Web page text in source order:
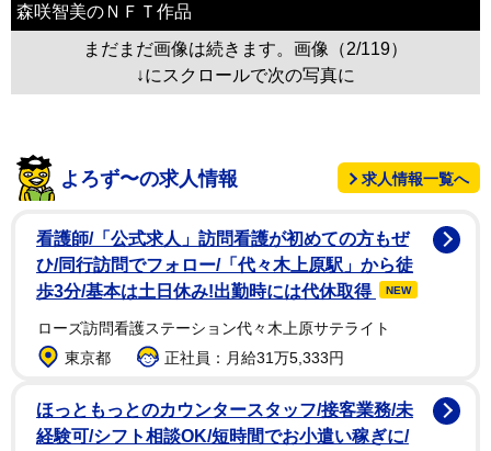
森咲智美のＮＦＴ作品
まだまだ画像は続きます。画像（2/119）
↓にスクロールで次の写真に
よろず〜の求人情報 求人情報一覧へ
看護師/「公式求人」訪問看護が初めての方もぜ
ひ/同行訪問でフォロー/「代々木上原駅」から徒
歩3分/基本は土日休み!出勤時には代休取得
NEW
ローズ訪問看護ステーション代々木上原サテライト
東京都
正社員：月給31万5,333円
ほっともっとのカウンタースタッフ/接客業務/未
経験可/シフト相談OK/短時間でお小遣い稼ぎに/